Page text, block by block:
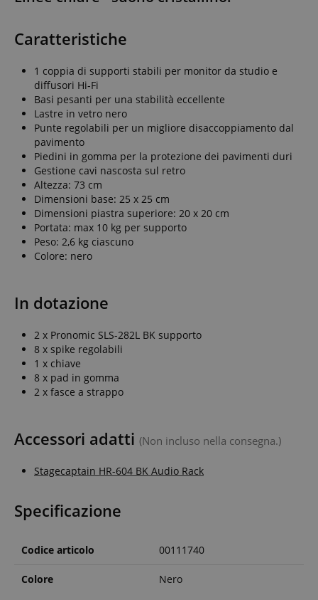
Caratteristiche
1 coppia di supporti stabili per monitor da studio e
diffusori Hi‑Fi
Basi pesanti per una stabilità eccellente
Lastre in vetro nero
Punte regolabili per un migliore disaccoppiamento dal
pavimento
Piedini in gomma per la protezione dei pavimenti duri
Gestione cavi nascosta sul retro
Altezza: 73 cm
Dimensioni base: 25 x 25 cm
Dimensioni piastra superiore: 20 x 20 cm
Portata: max 10 kg per supporto
Peso: 2,6 kg ciascuno
Colore: nero
In dotazione
2 x Pronomic SLS-282L BK supporto
8 x spike regolabili
1 x chiave
8 x pad in gomma
2 x fasce a strappo
Accessori adatti (Non incluso nella consegna.)
Stagecaptain HR-604 BK Audio Rack
Specificazione
Codice articolo 00111740
Colore Nero